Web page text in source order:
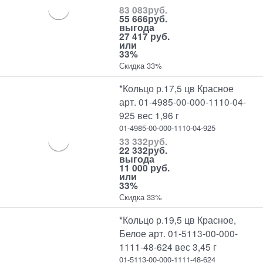
83 083руб.
55 666руб.
выгода
27 417 руб.
или
33%
Скидка 33%
*Кольцо р.17,5 цв Красное
арт. 01-4985-00-000-1110-04-
925 вес 1,96 г
01-4985-00-000-1110-04-925
33 332руб.
22 332руб.
выгода
11 000 руб.
или
33%
Скидка 33%
*Кольцо р.19,5 цв Красное,
Белое арт. 01-5113-00-000-
1111-48-624 вес 3,45 г
01-5113-00-000-1111-48-624